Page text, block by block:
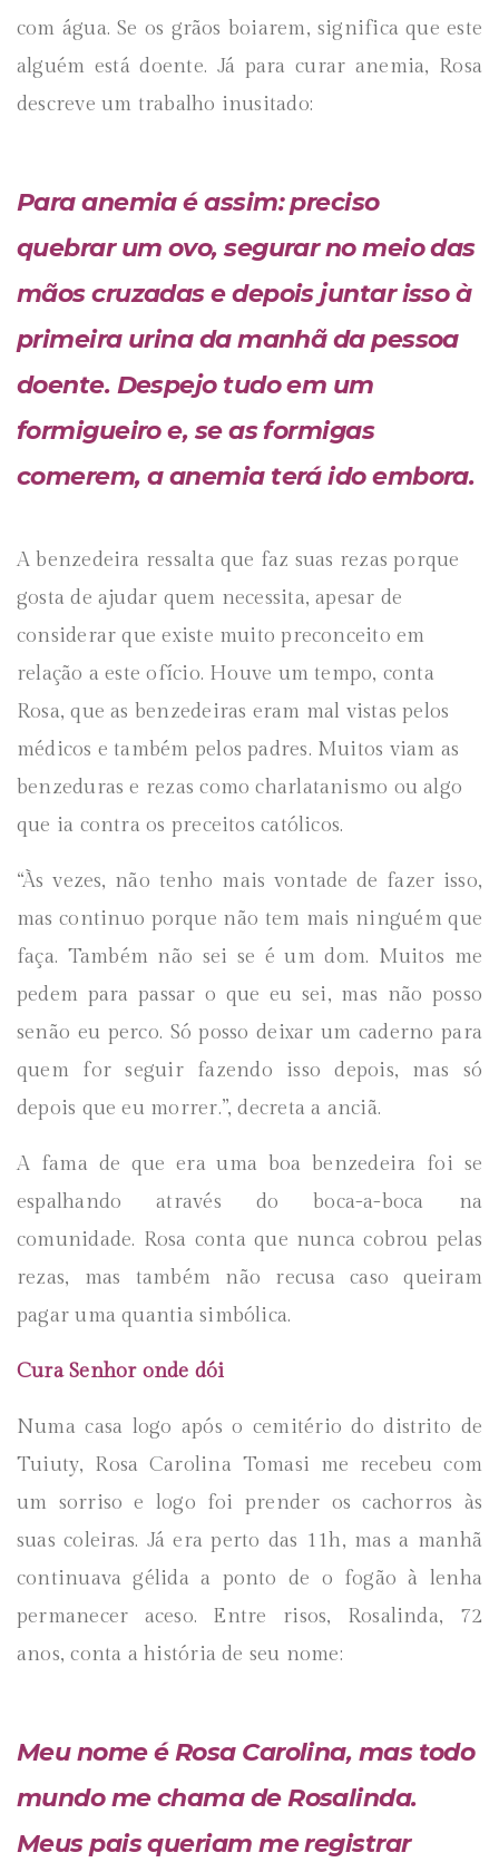
com água. Se os grãos boiarem, significa que este
alguém está doente. Já para curar anemia, Rosa
descreve um trabalho inusitado:
Para anemia é assim: preciso
quebrar um ovo, segurar no meio das
mãos cruzadas e depois juntar isso à
primeira urina da manhã da pessoa
doente. Despejo tudo em um
formigueiro e, se as formigas
comerem, a anemia terá ido embora.
A benzedeira ressalta que faz suas rezas porque
gosta de ajudar quem necessita, apesar de
considerar que existe muito preconceito em
relação a este ofício. Houve um tempo, conta
Rosa, que as benzedeiras eram mal vistas pelos
médicos e também pelos padres. Muitos viam as
benzeduras e rezas como charlatanismo ou algo
que ia contra os preceitos católicos.
“Às vezes, não tenho mais vontade de fazer isso,
mas continuo porque não tem mais ninguém que
faça. Também não sei se é um dom. Muitos me
pedem para passar o que eu sei, mas não posso
senão eu perco. Só posso deixar um caderno para
quem for seguir fazendo isso depois, mas só
depois que eu morrer.”, decreta a anciã.
A fama de que era uma boa benzedeira foi se
espalhando através do boca-a-boca na
comunidade. Rosa conta que nunca cobrou pelas
rezas, mas também não recusa caso queiram
pagar uma quantia simbólica.
Cura Senhor onde dói
Numa casa logo após o cemitério do distrito de
Tuiuty, Rosa Carolina Tomasi me recebeu com
um sorriso e logo foi prender os cachorros às
suas coleiras. Já era perto das 11h, mas a manhã
continuava gélida a ponto de o fogão à lenha
permanecer aceso. Entre risos, Rosalinda, 72
anos, conta a história de seu nome:
Meu nome é Rosa Carolina, mas todo
mundo me chama de Rosalinda.
Meus pais queriam me registrar